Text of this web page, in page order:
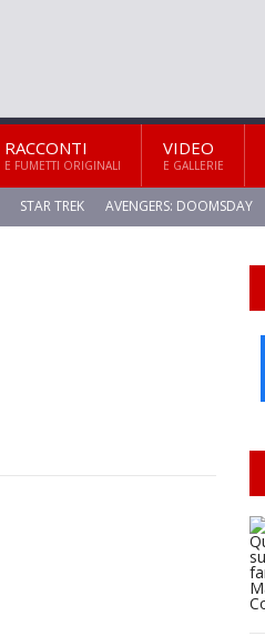
RACCONTI
E FUMETTI ORIGINALI
VIDEO
E GALLERIE
STAR TREK AVENGERS: DOOMSDAY